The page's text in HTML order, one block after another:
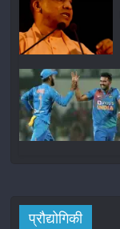
प्रौद्योगिकी